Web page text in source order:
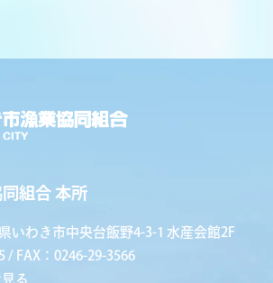
組合 本所
いわき市中央台飯野4-3-1 水産会館2F
/ FAX：0246-29-3566
る